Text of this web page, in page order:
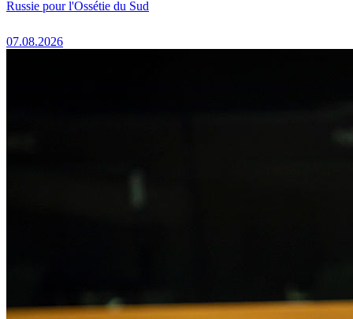
Russie pour l'Ossétie du Sud
07.08.2026